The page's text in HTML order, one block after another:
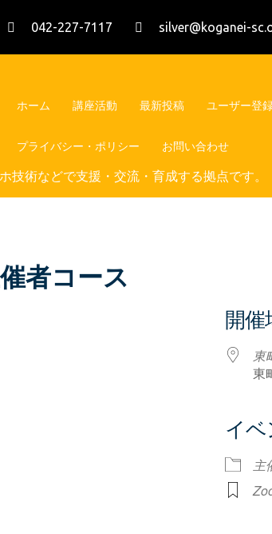
042-227-7117 silver@koganei-
技術などで支援・交流・育成する拠点です。
ホーム 講座活動 最新投稿 ユーザー登
プライバシー・ポリシー お問い合わせ
者コース
開催
東
東
イ
主